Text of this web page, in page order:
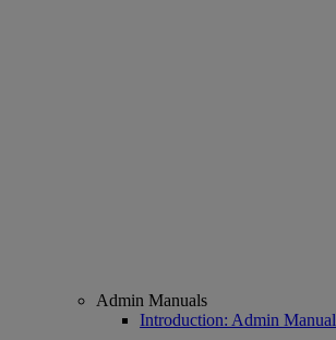
Admin Manuals
Introduction: Admin Manual